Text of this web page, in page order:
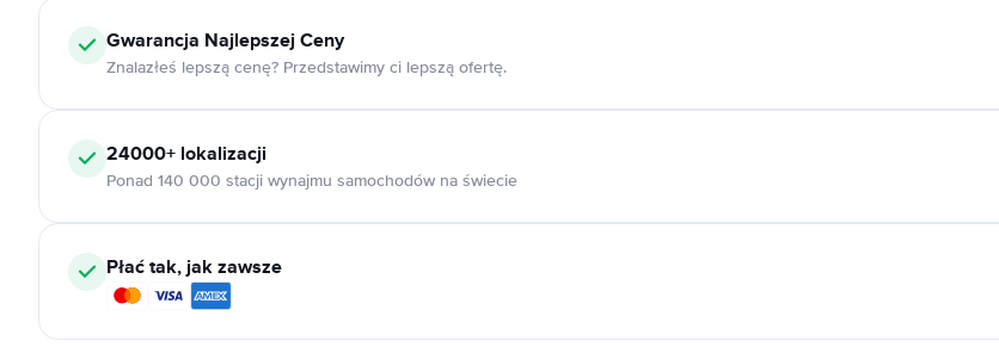
Gwarancja Najlepszej Ceny
Znalazłeś lepszą cenę? Przedstawimy ci lepszą ofertę.
24000+ lokalizacji
Ponad 140 000 stacji wynajmu samochodów na świecie
Płać tak, jak zawsze